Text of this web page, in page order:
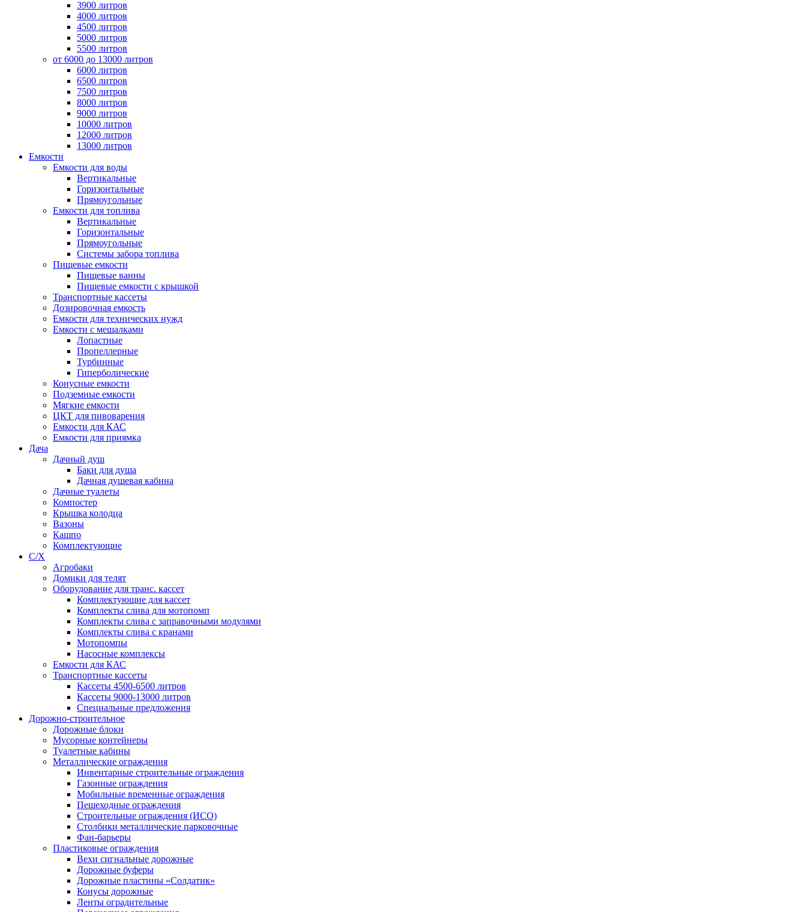
3900 литров
4000 литров
4500 литров
5000 литров
5500 литров
от 6000 до 13000 литров
6000 литров
6500 литров
7500 литров
8000 литров
9000 литров
10000 литров
12000 литров
13000 литров
Емкости
Емкости для воды
Вертикальные
Горизонтальные
Прямоугольные
Емкости для топлива
Вертикальные
Горизонтальные
Прямоугольные
Системы забора топлива
Пищевые емкости
Пищевые ванны
Пищевые емкости с крышкой
Транспортные кассеты
Дозировочная емкость
Емкости для технических нужд
Емкости с мешалками
Лопастные
Пропеллерные
Турбинные
Гиперболические
Конусные емкости
Подземные емкости
Мягкие емкости
ЦКТ для пивоварения
Емкости для КАС
Емкости для приямка
Дача
Дачный душ
Баки для душа
Дачная душевая кабина
Дачные туалеты
Компостер
Крышка колодца
Вазоны
Кашпо
Комплектующие
С/Х
Агробаки
Домики для телят
Оборудование для транс. кассет
Комплектующие для кассет
Комплекты слива для мотопомп
Комплекты слива с заправочными модулями
Комплекты слива с кранами
Мотопомпы
Насосные комплексы
Емкости для КАС
Транспортные кассеты
Кассеты 4500-6500 литров
Кассеты 9000-13000 литров
Специальные предложения
Дорожно-строительное
Дорожные блоки
Мусорные контейнеры
Туалетные кабины
Металлические ограждения
Инвентарные строительные ограждения
Газонные ограждения
Мобильные временные ограждения
Пешеходные ограждения
Строительные ограждения (ИСО)
Столбики металлические парковочные
Фан-барьеры
Пластиковые ограждения
Вехи сигнальные дорожные
Дорожные буферы
Дорожные пластины «Солдатик»
Конусы дорожные
Ленты оградительные